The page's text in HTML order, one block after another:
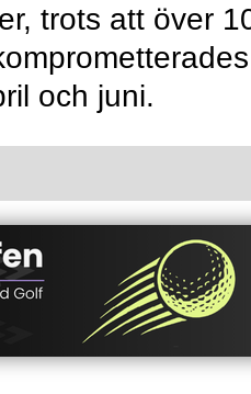
trots att över
och juni.